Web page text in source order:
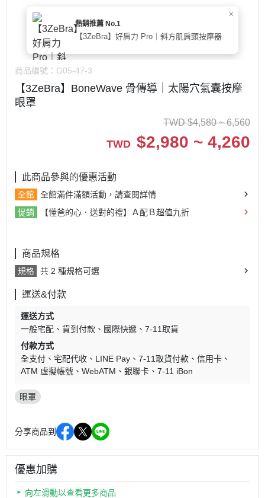
×
熱銷推薦 No.1
【3ZeBra】好肩力 Pro｜斜方肌肩頸按摩器
商品編號： G05-47-3
【3ZeBra】BoneWave 骨傳導｜太陽穴氣囊按摩
眼罩
TWD $4,580 ~ 6,560
TWD $2,980 ~ 4,260
此商品參與的優惠活動
全館
全館滿件滿額活動，請查閱詳情
促銷
【懂爸的心．送對的禮】Ａ配Ｂ超值九折
商品規格
規格 共 2 種規格可選
運送&付款
運送方式
一般宅配
貨到付款 國際快遞
7-11取貨
付款方式
全支付
宅配代收 LINE Pay 7-11取貨付款
信用卡
ATM 虛擬帳號
WebATM 銀聯卡 7-11 iBon
眼罩
分享商品到
優惠加購
向左滑動以查看更多商品